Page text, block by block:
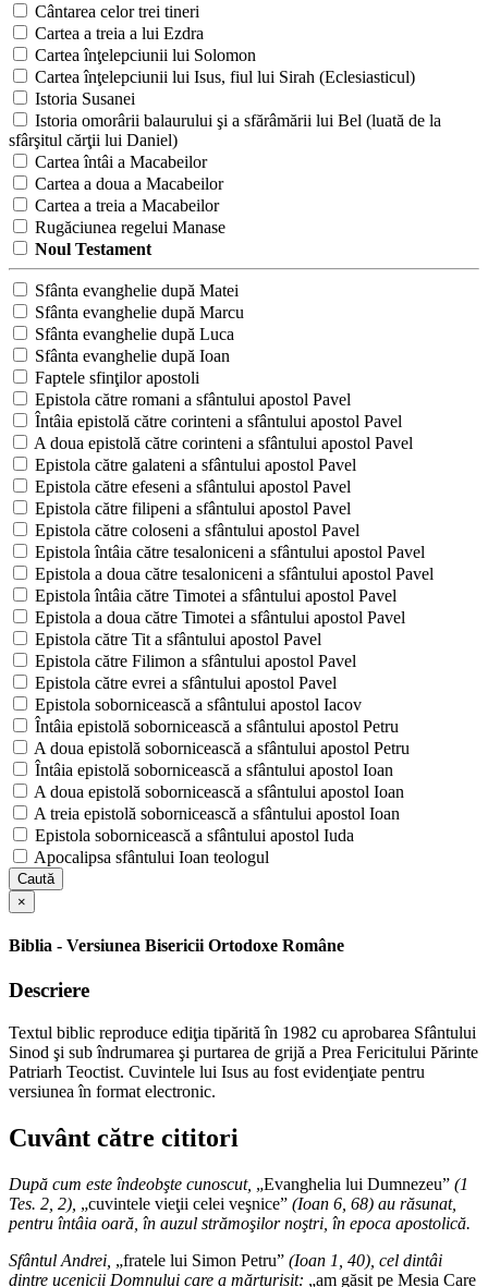
Cântarea celor trei tineri
Cartea a treia a lui Ezdra
Cartea înţelepciunii lui Solomon
Cartea înţelepciunii lui Isus, fiul lui Sirah (Eclesiasticul)
Istoria Susanei
Istoria omorârii balaurului şi a sfărâmării lui Bel (luată de la
sfârşitul cărţii lui Daniel)
Cartea întâi a Macabeilor
Cartea a doua a Macabeilor
Cartea a treia a Macabeilor
Rugăciunea regelui Manase
Noul Testament
Sfânta evanghelie după Matei
Sfânta evanghelie după Marcu
Sfânta evanghelie după Luca
Sfânta evanghelie după Ioan
Faptele sfinţilor apostoli
Epistola către romani a sfântului apostol Pavel
Întâia epistolă către corinteni a sfântului apostol Pavel
A doua epistolă către corinteni a sfântului apostol Pavel
Epistola către galateni a sfântului apostol Pavel
Epistola către efeseni a sfântului apostol Pavel
Epistola către filipeni a sfântului apostol Pavel
Epistola către coloseni a sfântului apostol Pavel
Epistola întâia către tesaloniceni a sfântului apostol Pavel
Epistola a doua către tesaloniceni a sfântului apostol Pavel
Epistola întâia către Timotei a sfântului apostol Pavel
Epistola a doua către Timotei a sfântului apostol Pavel
Epistola către Tit a sfântului apostol Pavel
Epistola către Filimon a sfântului apostol Pavel
Epistola către evrei a sfântului apostol Pavel
Epistola sobornicească a sfântului apostol Iacov
Întâia epistolă sobornicească a sfântului apostol Petru
A doua epistolă sobornicească a sfântului apostol Petru
Întâia epistolă sobornicească a sfântului apostol Ioan
A doua epistolă sobornicească a sfântului apostol Ioan
A treia epistolă sobornicească a sfântului apostol Ioan
Epistola sobornicească a sfântului apostol Iuda
Apocalipsa sfântului Ioan teologul
Caută
×
Biblia - Versiunea Bisericii Ortodoxe Române
Descriere
Textul biblic reproduce ediţia tipărită în 1982 cu aprobarea Sfântului
Sinod şi sub îndrumarea şi purtarea de grijă a Prea Fericitului Părinte
Patriarh Teoctist. Cuvintele lui Isus au fost evidenţiate pentru
versiunea în format electronic.
Cuvânt către cititori
După cum este îndeobşte cunoscut, „Evanghelia lui Dumnezeu” (1
Tes. 2, 2), „cuvintele vieţii celei veşnice” (Ioan 6, 68) au răsunat,
pentru întâia oară, în auzul strămoşilor noştri, în epoca apostolică.
Sfântul Andrei, „fratele lui Simon Petru” (Ioan 1, 40), cel dintâi
dintre ucenicii Domnului care a mărturisit: „am găsit pe Mesia Care